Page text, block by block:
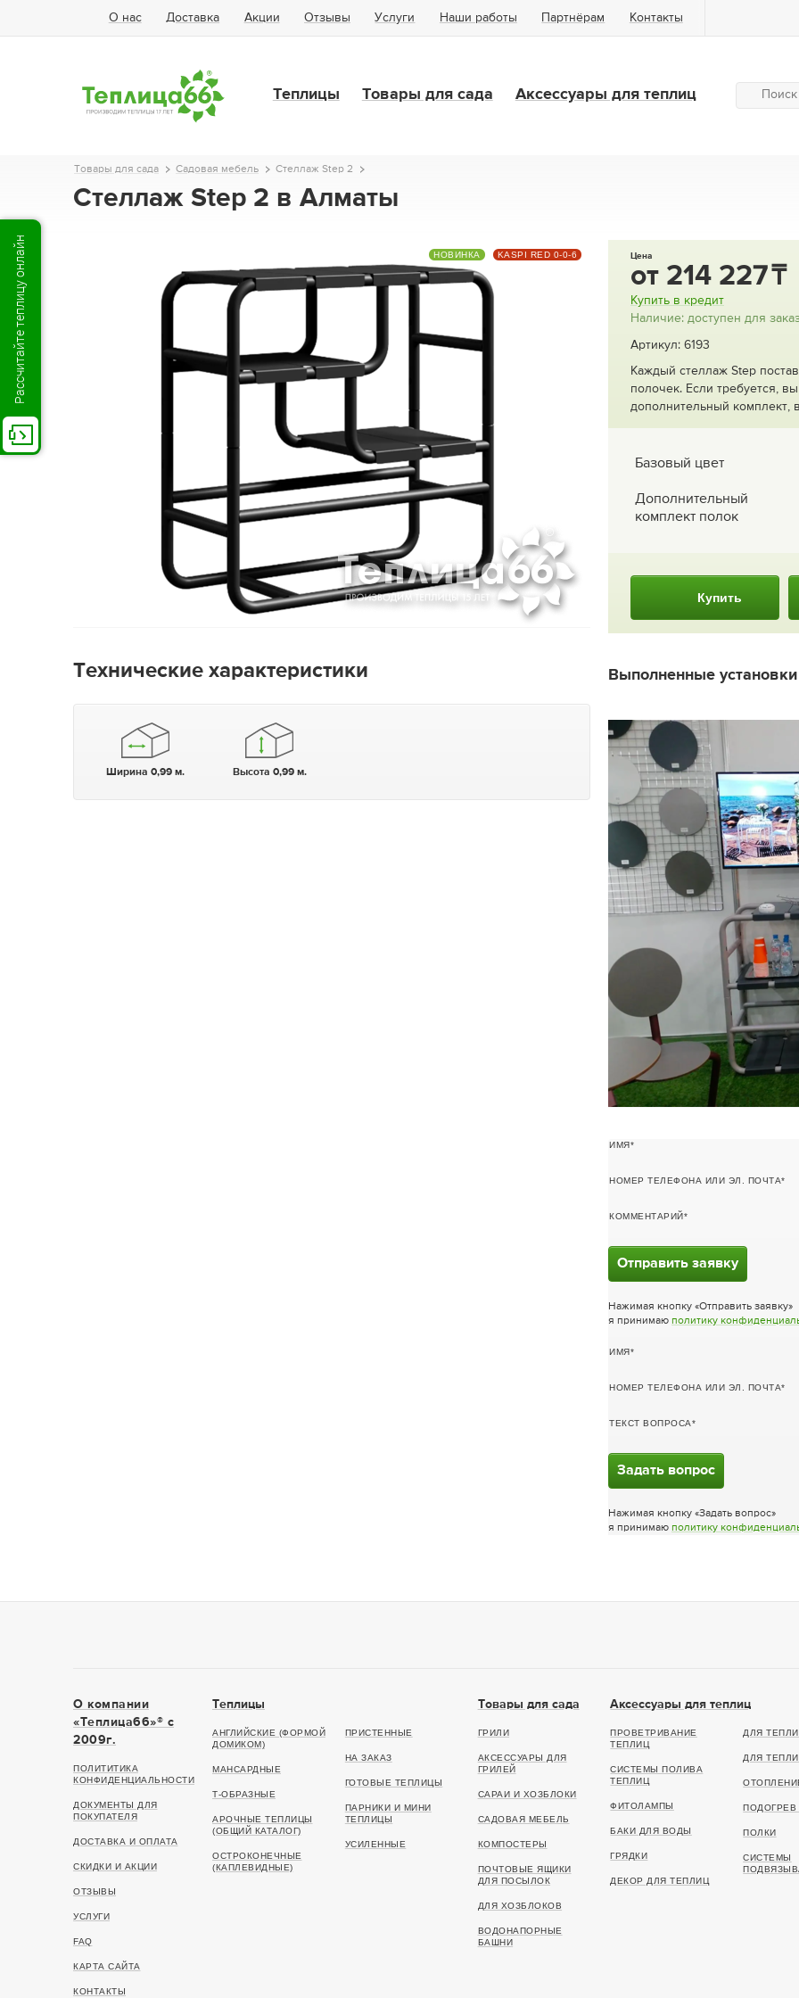
О нас Доставка Акции Отзывы Услуги Наши работы Партнёрам Контакты
Теплицы Товары для сада Аксессуары для теплиц
Товары для сада Садовая мебель Стеллаж Step 2
Стеллаж Step 2 в Алматы
НОВИНКА KASPI RED 0-0-6
Технические характеристики
Ширина 0,99 м. Высота 0,99 м.
Цена
от 214 227
Купить в кредит
Наличие: доступен для
Артикул: 6193
Каждый стеллаж Step
полочек. Если требуется,
дополнительный
Базовый цвет
Дополнительный
комплект полок
Купить
Выполненные установки
ИМЯ
НОМЕР ТЕЛЕФОНА ИЛИ ЭЛ. ПОЧТА
КОММЕНТАРИЙ
Отправить заявку
Нажимая кнопку «Отправить заявку»
я принимаю политику
ИМЯ
НОМЕР ТЕЛЕФОНА ИЛИ ЭЛ. ПОЧТА
ТЕКСТ ВОПРОСА
Задать вопрос
Нажимая кнопку «Задать вопрос»
я принимаю политику
О компании
«Теплица66»® c
2009г.
ПОЛИТИТИКА
КОНФИДЕНЦИАЛЬНОСТИ
ДОКУМЕНТЫ ДЛЯ
ПОКУПАТЕЛЯ
ДОСТАВКА И ОПЛАТА
СКИДКИ И АКЦИИ
ОТЗЫВЫ
УСЛУГИ
FAQ
КАРТА САЙТА
КОНТАКТЫ
Теплицы
АНГЛИЙСКИЕ (ФОРМОЙ
ДОМИКОМ)
МАНСАРДНЫЕ
Т-ОБРАЗНЫЕ
АРОЧНЫЕ ТЕПЛИЦЫ
(ОБЩИЙ КАТАЛОГ)
ОСТРОКОНЕЧНЫЕ
(КАПЛЕВИДНЫЕ)
ПРИСТЕННЫЕ
НА ЗАКАЗ
ГОТОВЫЕ ТЕПЛИЦЫ
ПАРНИКИ И МИНИ
ТЕПЛИЦЫ
УСИЛЕННЫЕ
Товары для сада
ГРИЛИ
АКСЕССУАРЫ ДЛЯ
ГРИЛЕЙ
САРАИ И ХОЗБЛОКИ
САДОВАЯ МЕБЕЛЬ
КОМПОСТЕРЫ
ПОЧТОВЫЕ ЯЩИКИ
ДЛЯ ПОСЫЛОК
ДЛЯ ХОЗБЛОКОВ
ВОДОНАПОРНЫЕ
БАШНИ
Аксессуары для теплиц
ПРОВЕТРИВАНИЕ
ТЕПЛИЦ
СИСТЕМЫ ПОЛИВА
ТЕПЛИЦ
ФИТОЛАМПЫ
БАКИ ДЛЯ ВОДЫ
ГРЯДКИ
ДЕКОР ДЛЯ ТЕПЛИЦ
ДЛЯ
ДЛЯ
ПОДОГРЕВ
ПОЛКИ
СИСТЕМЫ
Рассчитайте теплицу онлайн